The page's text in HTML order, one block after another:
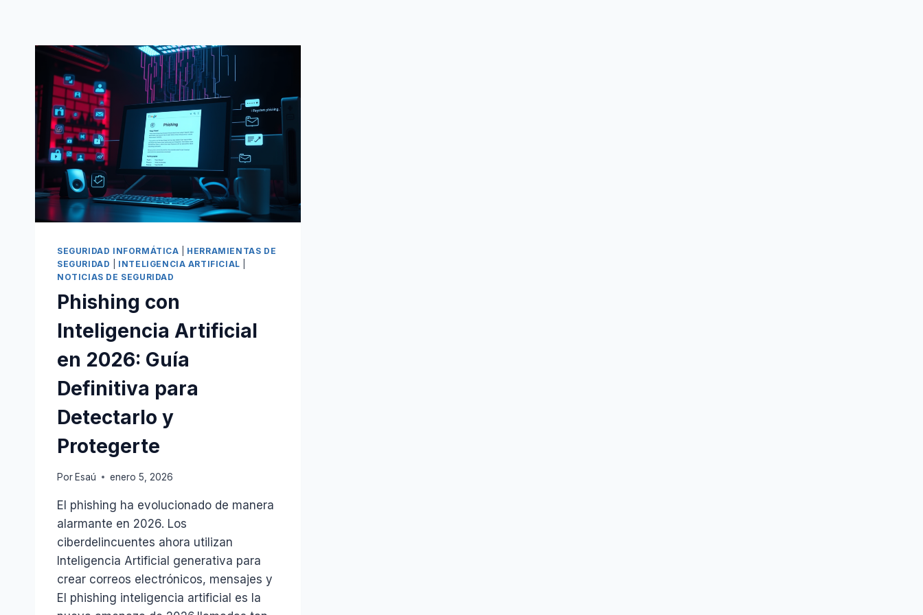
SEGURIDAD INFORMÁTICA
HERRAMIENTAS DE
SEGURIDAD
INTELIGENCIA ARTIFICIAL
NOTICIAS DE SEGURIDAD
Phishing con
Inteligencia Artificial
en 2026: Guía
Definitiva para
Detectarlo y
Protegerte
Por Esaú enero 5, 2026
El phishing ha evolucionado de manera
alarmante en 2026. Los
ciberdelincuentes ahora utilizan
Inteligencia Artificial generativa para
crear correos electrónicos, mensajes y
El phishing inteligencia artificial es la